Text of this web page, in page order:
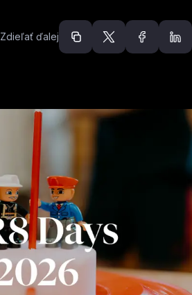
Zdieľať ďalej
Odporúčané články